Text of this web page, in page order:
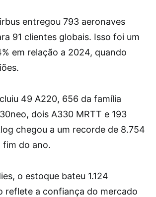
entregou 793 aeronaves
91 clientes globais. Isso foi um
em relação a 2024, quando
49 A220, 656 da família
dois A330 MRTT e 193
chegou a um recorde de 8.754
fim do ano.
o estoque bateu 1.124
reflete a confiança do mercado